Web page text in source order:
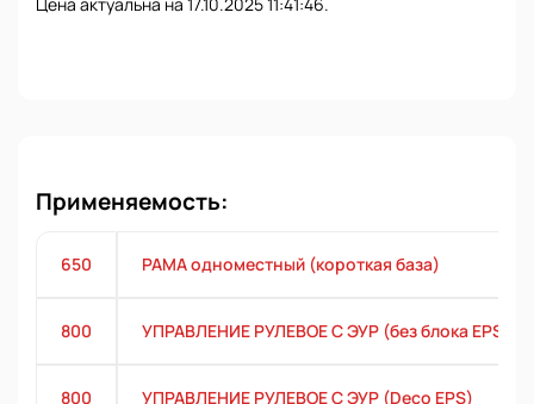
Применяемость:
650 РАМА одноместный (короткая база)
800 УПРАВЛЕНИЕ РУЛЕВОЕ С ЭУР (без блока EPS)
800 УПРАВЛЕНИЕ РУЛЕВОЕ С ЭУР (Deco EPS)